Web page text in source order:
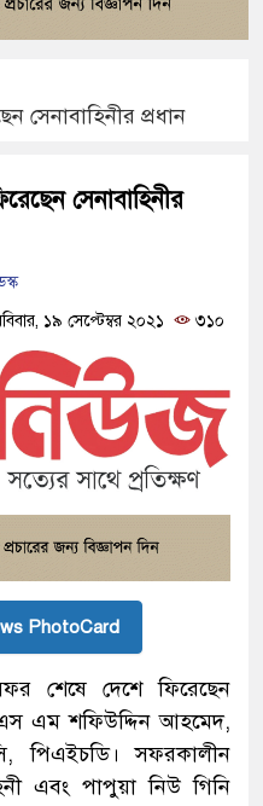
সেনাবাহিনীর প্রধান
সেনাবাহিনীর
১৯ সেপ্টেম্বর ২০২১
৩১০
PhotoCard
সফর শেষে দেশে ফিরেছেন
এস এম শফিউদ্দিন আহমেদ,
পিএইচডি। সফরকালীন
এবং পাপুয়া নিউ গিনি